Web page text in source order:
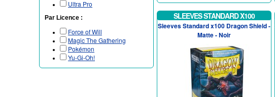
Ultra Pro
Par Licence :
Force of Will
Magic The Gathering
Pokémon
Yu-Gi-Oh!
SLEEVES STANDARD X100
Sleeves Standard x100 Dragon Shield -
Matte - Noir